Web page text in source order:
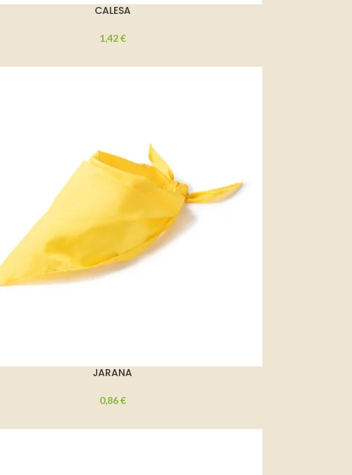
CALESA
1,42€
JARANA
0,86€